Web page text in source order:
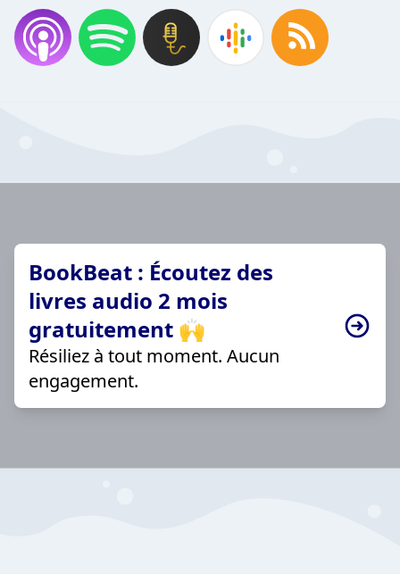
BookBeat : Écoutez des
livres audio 2 mois
gratuitement 🙌
Résiliez à tout moment. Aucun
engagement.